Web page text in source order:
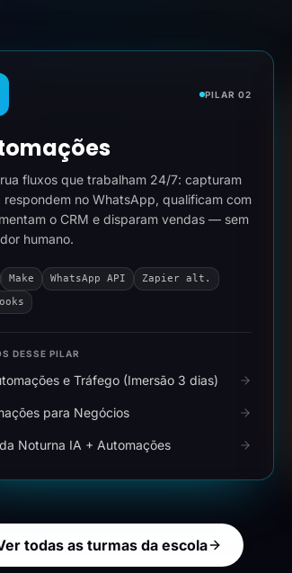
PILAR 02
fluxos que trabalham 24/7: capturam
respondem no WhatsApp, qualificam com
o CRM e disparam vendas — sem
humano.
Make WhatsApp API
Zapier alt.
DESSE PILAR
e Tráfego (Imersão 3 dias)
para Negócios
Noturna IA + Automações
todas as turmas da escola